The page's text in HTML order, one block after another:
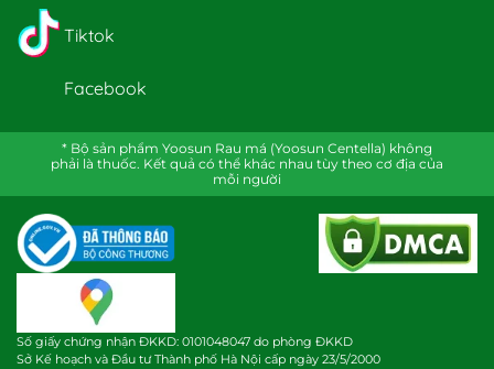
Tiktok
Facebook
* Bộ sản phẩm Yoosun Rau má (Yoosun Centella) không
phải là thuốc. Kết quả có thể khác nhau tùy theo cơ địa của
mỗi người
Số giấy chứng nhận ĐKKD: 0101048047 do phòng ĐKKD
Sở Kế hoạch và Đầu tư Thành phố Hà Nội cấp ngày 23/5/2000